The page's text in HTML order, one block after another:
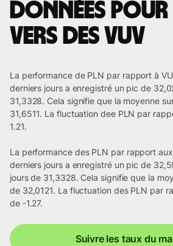
Données pour
vers des VUV
La performance de PLN par rapport à
derniers jours a enregistré un pic de
31,3328. Cela signifie que la moyenne
31,6511. La fluctuation dee PLN par
1.21.
La performance des PLN par rapport
derniers jours a enregistré un pic de
jours de 31,3328. Cela signifie que la
de 32,0121. La fluctuation des PLN par
de -1.27.
Suivre les taux du